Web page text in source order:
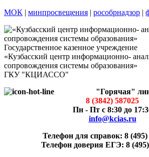
МОК | минпросвещения | рособрнадзор |
Государственное казенное учреждение
«Кузбасский центр информационно-
сопровождения системы образования»
ГКУ "КЦИАССО"
"Горячая"
8 (3842) 587025
Пн - Пт с 8:30 до
info@kcias.ru
Телефон для справок: 8 (495)
Телефон доверия ЕГЭ: 8 (495)